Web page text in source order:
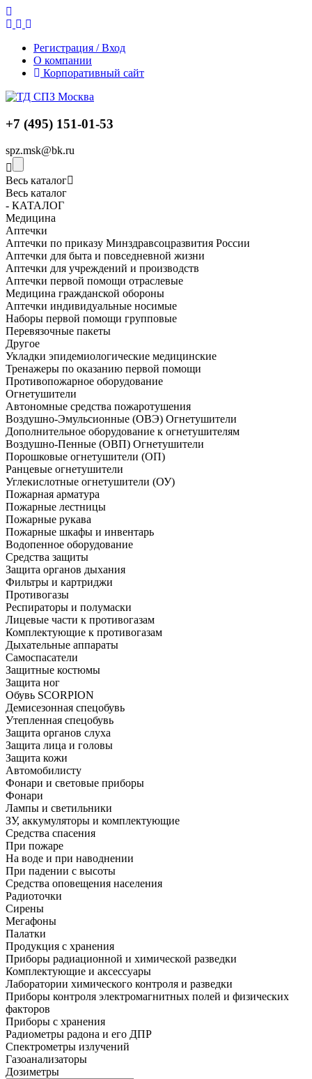
Регистрация / Вход
О компании
Корпоративный сайт
+7 (495) 151-01-53
spz.msk@bk.ru
Весь каталог
Весь каталог
- КАТАЛОГ
Медицина
Аптечки
Аптечки по приказу Минздравсоцразвития России
Аптечки для быта и повседневной жизни
Аптечки для учреждений и производств
Аптечки первой помощи отраслевые
Медицина гражданской обороны
Аптечки индивидуальные носимые
Наборы первой помощи групповые
Перевязочные пакеты
Другое
Укладки эпидемиологические медицинские
Тренажеры по оказанию первой помощи
Противопожарное оборудование
Огнетушители
Автономные средства пожаротушения
Воздушно-Эмульсионные (ОВЭ) Огнетушители
Дополнительное оборудование к огнетушителям
Воздушно-Пенные (ОВП) Огнетушители
Порошковые огнетушители (ОП)
Ранцевые огнетушители
Углекислотные огнетушители (ОУ)
Пожарная арматура
Пожарные лестницы
Пожарные рукава
Пожарные шкафы и инвентарь
Водопенное оборудование
Средства защиты
Защита органов дыхания
Фильтры и картриджи
Противогазы
Респираторы и полумаски
Лицевые части к противогазам
Комплектующие к противогазам
Дыхательные аппараты
Самоспасатели
Защитные костюмы
Защита ног
Обувь SCORPION
Демисезонная спецобувь
Утепленная спецобувь
Защита органов слуха
Защита лица и головы
Защита кожи
Автомобилисту
Фонари и световые приборы
Фонари
Лампы и светильники
ЗУ, аккумуляторы и комплектующие
Средства спасения
При пожаре
На воде и при наводнении
При падении с высоты
Средства оповещения населения
Радиоточки
Сирены
Мегафоны
Палатки
Продукция с хранения
Приборы радиационной и химической разведки
Комплектующие и аксессуары
Лаборатории химического контроля и разведки
Приборы контроля электромагнитных полей и физических
факторов
Приборы с хранения
Радиометры радона и его ДПР
Спектрометры излучений
Газоанализаторы
Дозиметры